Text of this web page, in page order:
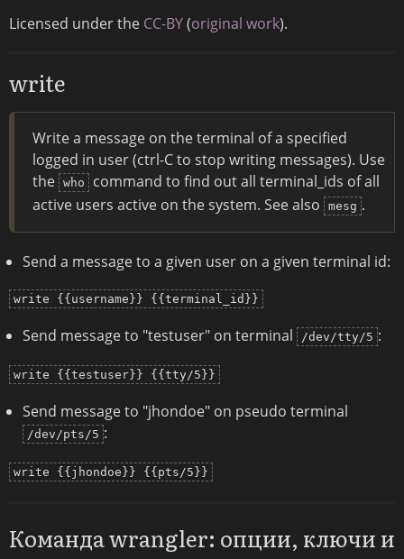
Licensed under the CC-BY(original work).
write
Write a message on the terminal of a specified
logged in user (ctrl-C to stop writing messages). Use
the who
command to find out all terminal_ids of all
active users active on the system. See also
mesg .
Send a message to a given user on a given terminal id:
write {{username}} {{terminal_id}}
Send message to "testuser" on terminal /dev/tty/5 :
write {{testuser}} {{tty/5}}
Send message to "jhondoe" on pseudo terminal
/dev/pts/5 :
write {{jhondoe}} {{pts/5}}
Команда wrangler: опции, ключи и